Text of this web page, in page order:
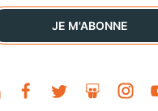
JE M'ABONNE